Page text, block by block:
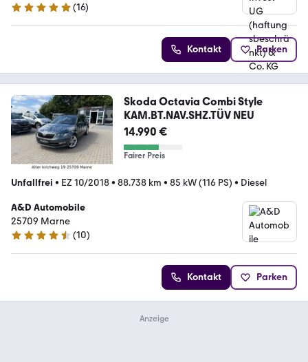
5 Sterne
(16)
Kontakt Parken
Skoda Octavia Combi Style
KAM.BT.NAV.SHZ.TÜV NEU
14.990 €
Fairer Preis
Unfallfrei • EZ 10/2018• 88.738 km • 85 kW (116 PS) • Diesel
A&D Automobile
25709 Marne
4.4 Sterne
(10)
Kontakt Parken